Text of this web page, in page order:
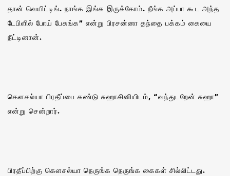
தான் வெயிட்டிங். நாங்க இங்க இருக்கோம். நீங்க அப்பா கூட அந்த
டேபிளில் போய் பேசுங்க” என்று பிரசன்னா தந்தை பக்கம் கையை
நீட்டினான்.
கௌசல்யா பிரதீப்பை கண்டு சுஹாசினியிடம், “வந்துடறேன் சுஹா”
என்று சென்றார்.
பிரதீப்பிற்கு கௌசல்யா நெருங்க நெருங்க கைகள் சில்லிட்டது.